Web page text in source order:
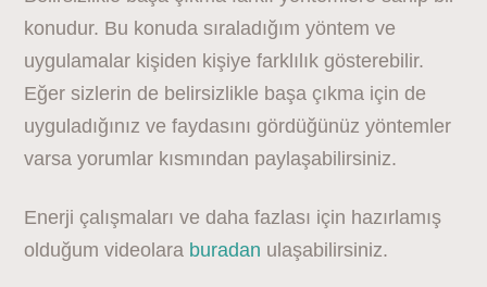
konudur. Bu konuda sıraladığım yöntem ve
uygulamalar kişiden kişiye farklılık gösterebilir.
Eğer sizlerin de belirsizlikle başa çıkma için de
uyguladığınız ve faydasını gördüğünüz yöntemler
varsa yorumlar kısmından paylaşabilirsiniz.
Enerji çalışmaları ve daha fazlası için hazırlamış
olduğum videolara buradan ulaşabilirsiniz.